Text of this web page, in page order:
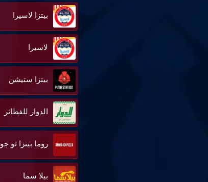
بيتزا لاسيرا
لاسيرا
بيتزا ستيشن
الدوار للفطائر
روما بيتزا تو جو
بيلا سما